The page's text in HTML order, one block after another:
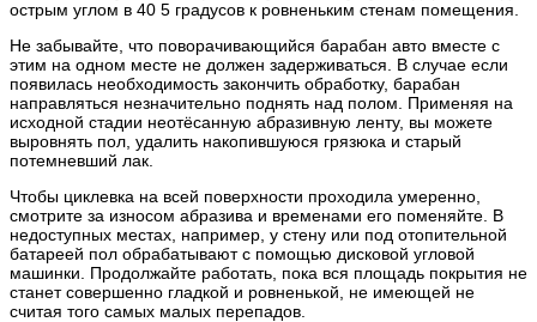
острым углом в 40 5 градусов к ровненьким стенам помещения.
Не забывайте, что поворачивающийся барабан авто вместе с
этим на одном месте не должен задерживаться. В случае если
появилась необходимость закончить обработку, барабан
направляться незначительно поднять над полом. Применяя на
исходной стадии неотёсанную абразивную ленту, вы можете
выровнять пол, удалить накопившуюся грязюка и старый
потемневший лак.
Чтобы циклевка на всей поверхности проходила умеренно,
смотрите за износом абразива и временами его поменяйте. В
недоступных местах, например, у стену или под отопительной
батареей пол обрабатывают с помощью дисковой угловой
машинки. Продолжайте работать, пока вся площадь покрытия не
станет совершенно гладкой и ровненькой, не имеющей не
считая того самых малых перепадов.